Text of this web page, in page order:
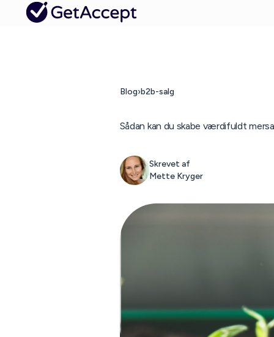
Blog›b2b-salg
Sådan kan du skabe værdifuldt
Skrevet af
Mette Kryger